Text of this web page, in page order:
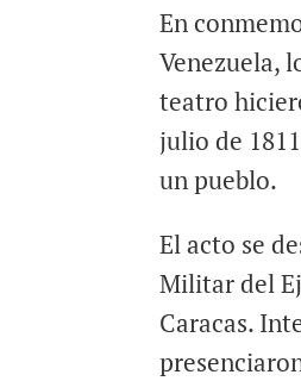
l
b
k
En
Venezuela,
teatro
julio de
un pueblo.
El acto se
Militar del
Caracas.